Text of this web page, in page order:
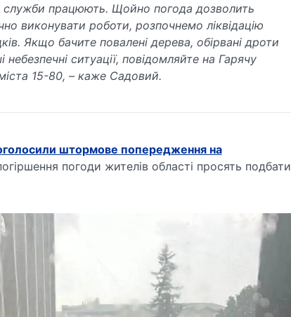
служби працюють. Щойно погода дозволить
виконувати роботи, розпочнемо ліквідацію
Якщо бачите повалені дерева, обірвані дроти
небезпечні ситуації, повідомляйте на Гарячу
15-80, – каже Садовий.
штормове попередження на
погоди жителів області просять подбати